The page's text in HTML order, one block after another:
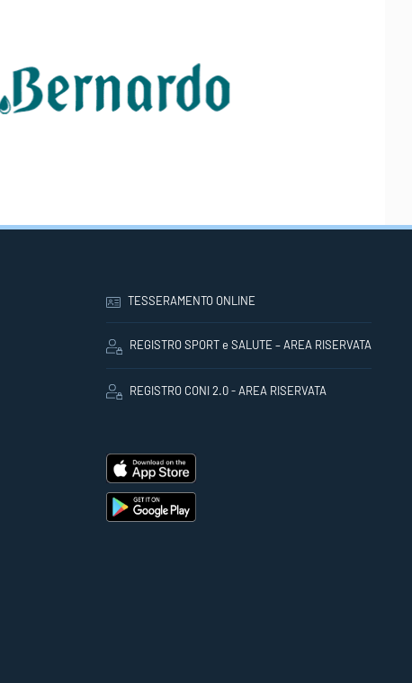
TESSERAMENTO ONLINE
REGISTRO SPORT e SALUTE – AREA RISERVATA
REGISTRO CONI 2.0 - AREA RISERVATA